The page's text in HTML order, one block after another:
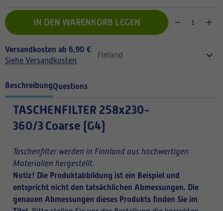
IN DEN WARENKORB LEGEN
Versandkosten ab 6,90 €
Siehe Versandkosten
BeschreibungQuestions
TASCHENFILTER 258x230-
360/3 Coarse (G4)
Taschenfilter werden in Finnland aus hochwertigen
Materialien hergestellt.
Notiz! Die Produktabbildung ist ein Beispiel und
entspricht nicht den tatsächlichen Abmessungen. Die
genauen Abmessungen dieses Produkts finden Sie im